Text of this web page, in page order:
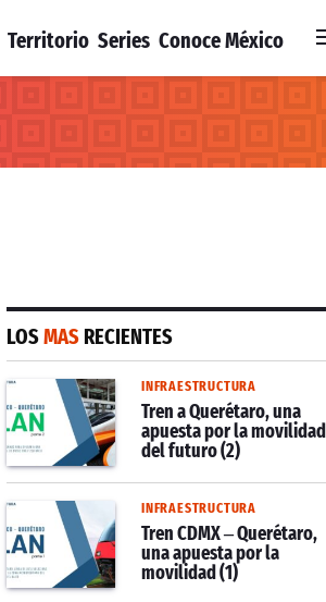
Territorio Series Conoce México
LOSMAS RECIENTES
INFRAESTRUCTURA
Tren a Querétaro, una
apuesta por la movilidad
del futuro (2)
INFRAESTRUCTURA
Tren CDMX – Querétaro,
una apuesta por la
movilidad (1)